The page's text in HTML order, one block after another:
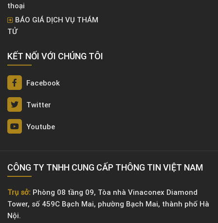
thoại
BÁO GIÁ DỊCH VỤ THÁM
TỬ
KẾT NỐI VỚI CHÚNG TÔI
Facebook
Twitter
Youtube
CÔNG TY TNHH CUNG CẤP THÔNG TIN VIỆT NAM
Trụ sở: Phòng 08 tầng 09, Tòa nhà Vinaconex Diamond
Tower, số 459C Bạch Mai, phường Bạch Mai, thành phố Hà
Nội.